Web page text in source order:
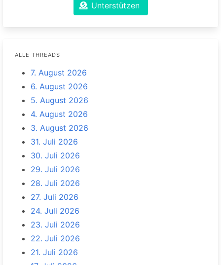
Unterstützen
ALLE THREADS
7. August 2026
6. August 2026
5. August 2026
4. August 2026
3. August 2026
31. Juli 2026
30. Juli 2026
29. Juli 2026
28. Juli 2026
27. Juli 2026
24. Juli 2026
23. Juli 2026
22. Juli 2026
21. Juli 2026